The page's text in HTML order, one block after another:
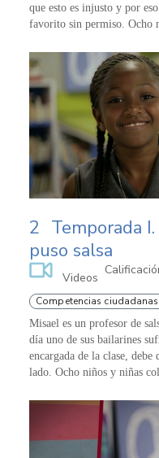
que esto es injusto y por
favorito sin permiso. Ocho
2 Temporada
puso salsa
Videos
Competencias ciudadanas
Misael es un profesor de
día uno de sus bailarines
encargada de la clase,
lado. Ocho niños y niñas